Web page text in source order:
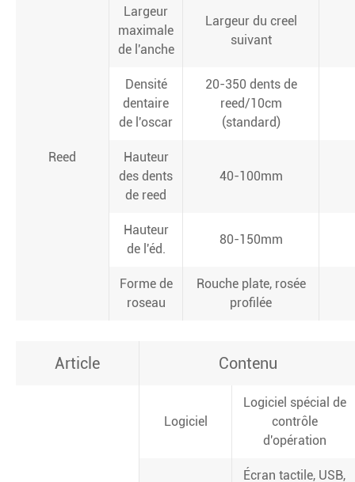
Reed
Largeur
maximale
de l'anche
Largeur du creel
suivant
Densité
dentaire
de l'oscar
20-350 dents de
reed/10cm
(standard)
Hauteur
des dents
de reed
40-100mm
Hauteur
de l'éd.
80-150mm
Forme de
roseau
Rouche plate, rosée
profilée
Article Contenu
Logiciel
Logiciel spécial de
contrôle
d'opération
Écran tactile, USB,